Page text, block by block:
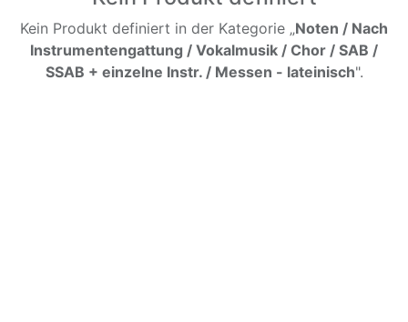
Kein Produkt definiert in der Kategorie „Noten / Nach
Instrumentengattung / Vokalmusik / Chor / SAB /
SSAB + einzelne Instr. / Messen - lateinisch".